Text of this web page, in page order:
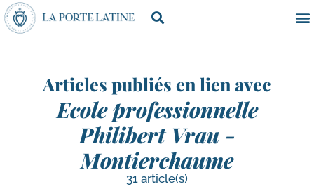
Articles publiés en lien avec
Ecole professionnelle
Philibert Vrau -
Montierchaume
31 article(s)